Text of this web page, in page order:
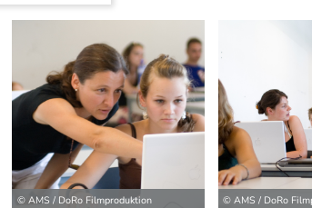
© AMS / DoRo Filmproduktion © AMS / DoRo